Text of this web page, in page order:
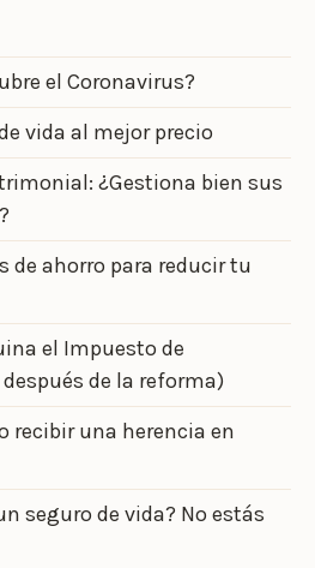
el Coronavirus?
vida al mejor precio
¿Gestiona bien sus
de ahorro para reducir tu
el Impuesto de
de la reforma)
recibir una herencia en
seguro de vida? No estás